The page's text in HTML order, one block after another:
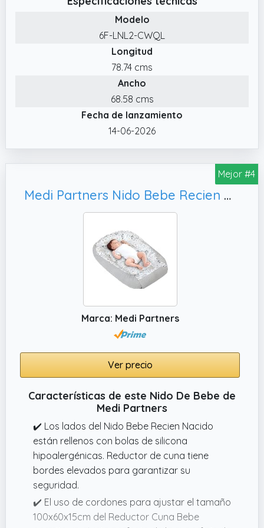
✔️ Es de doble cara para cambiar la
disposición de los colores
✔️ Seguro para niños: la tela y el relleno
cuentan con la certificación oekotex
Modelo
6F-LNL2-CWQL
Longitud
78.74 cms
Ancho
68.58 cms
Fecha de lanzamiento
14-06-2026
Mejor #4
Medi Partners Nido Bebe Recien Nacido Reductor de Cuna - 100x60x15 Portátil o de Viaje de Colecho anticolicos Bilateral Bebés 100% Algodón Gofre (Glade con Gris Gofre)
Marca: Medi Partners
Ver precio
Características de este Nido De Bebe de
Medi Partners
✔️ Los lados del Nido Bebe Recien Nacido
están rellenos con bolas de silicona
hipoalergénicas. Reductor de cuna tiene
bordes elevados para garantizar su
seguridad.
✔️ El uso de cordones para ajustar el tamaño
100x60x15cm del Reductor Cuna Bebe